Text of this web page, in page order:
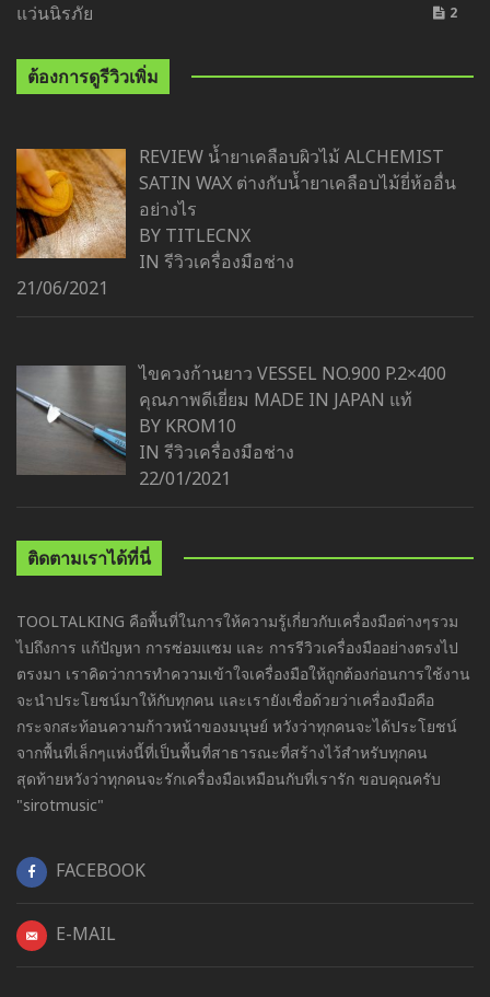
แว่นนิรภัย 2
ต้องการดูรีวิวเพิ่ม
REVIEW น้ำยาเคลือบผิวไม้ ALCHEMIST
SATIN WAX ต่างกับน้ำยาเคลือบไม้ยี่ห้ออื่น
อย่างไร
BY TITLECNX
IN รีวิวเครื่องมือช่าง
21/06/2021
ไขควงก้านยาว VESSEL NO.900 P.2×400
คุณภาพดีเยี่ยม MADE IN JAPAN แท้
BY KROM10
IN รีวิวเครื่องมือช่าง
22/01/2021
ติดตามเราได้ที่นี่
TOOLTALKING คือพื้นที่ในการให้ความรู้เกี่ยวกับเครื่องมือต่างๆรวม
ไปถึงการ แก้ปัญหา การซ่อมแซม และ การรีวิวเครื่องมืออย่างตรงไป
ตรงมา เราคิดว่าการทำความเข้าใจเครื่องมือให้ถูกต้องก่อนการใช้งาน
จะนำประโยชน์มาให้กับทุกคน และเรายังเชื่อด้วยว่าเครื่องมือคือ
กระจกสะท้อนความก้าวหน้าของมนุษย์ หวังว่าทุกคนจะได้ประโยชน์
จากพื้นที่เล็กๆแห่งนี้ที่เป็นพื้นที่สาธารณะที่สร้างไว้สำหรับทุกคน
สุดท้ายหวังว่าทุกคนจะรักเครื่องมือเหมือนกับที่เรารัก ขอบคุณครับ
"sirotmusic"
FACEBOOK
E-MAIL